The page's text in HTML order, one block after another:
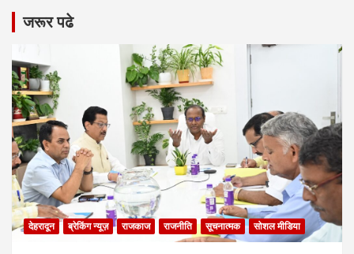
जरूर पढे
देहरादून ब्रेकिंग न्यूज़ राजकाज राजनीति सूचनात्मक सोशल मीडिया